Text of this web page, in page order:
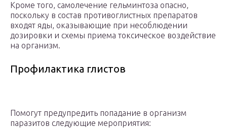
Кроме того, самолечение гельминтоза опасно,
поскольку в состав противоглистных препаратов
входят яды, оказывающие при несоблюдении
дозировки и схемы приема токсическое воздействие
на организм.
Профилактика глистов
Помогут предупредить попадание в организм
паразитов следующие мероприятия: